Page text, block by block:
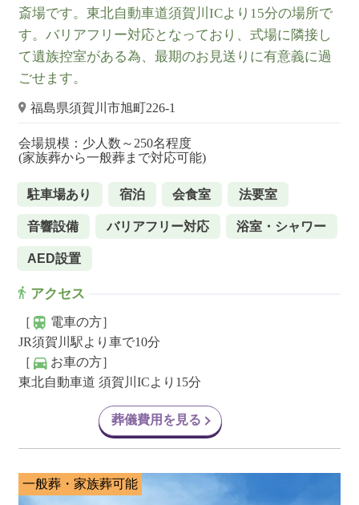
斎場です。東北自動車道須賀川ICより15分の場所で
す。バリアフリー対応となっており、式場に隣接し
て遺族控室がある為、最期のお見送りに有意義に過
ごせます。
福島県須賀川市旭町226-1
会場規模：少人数～250名程度
(家族葬から一般葬まで対応可能)
駐車場あり 宿泊 会食室 法要室
音響設備 バリアフリー対応 浴室・シャワー
AED設置
アクセス
［
電車の方］
JR須賀川駅より車で10分
［
お車の方］
東北自動車道 須賀川ICより15分
葬儀費用を見る
一般葬・家族葬可能